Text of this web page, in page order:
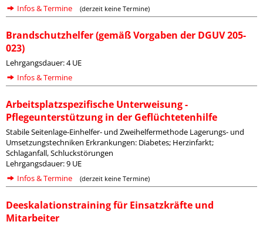
Infos & Termine
(derzeit keine Termine)
Brandschutzhelfer (gemäß Vorgaben der DGUV 205-
023)
Lehrgangsdauer: 4 UE
Infos & Termine
Arbeitsplatzspezifische Unterweisung -
Pflegeunterstützung in der Geflüchtetenhilfe
Stabile Seitenlage-Einhelfer- und Zweihelfermethode Lagerungs- und
Umsetzungstechniken Erkrankungen: Diabetes; Herzinfarkt;
Schlaganfall, Schluckstörungen
Lehrgangsdauer: 9 UE
Infos & Termine
(derzeit keine Termine)
Deeskalationstraining für Einsatzkräfte und
Mitarbeiter